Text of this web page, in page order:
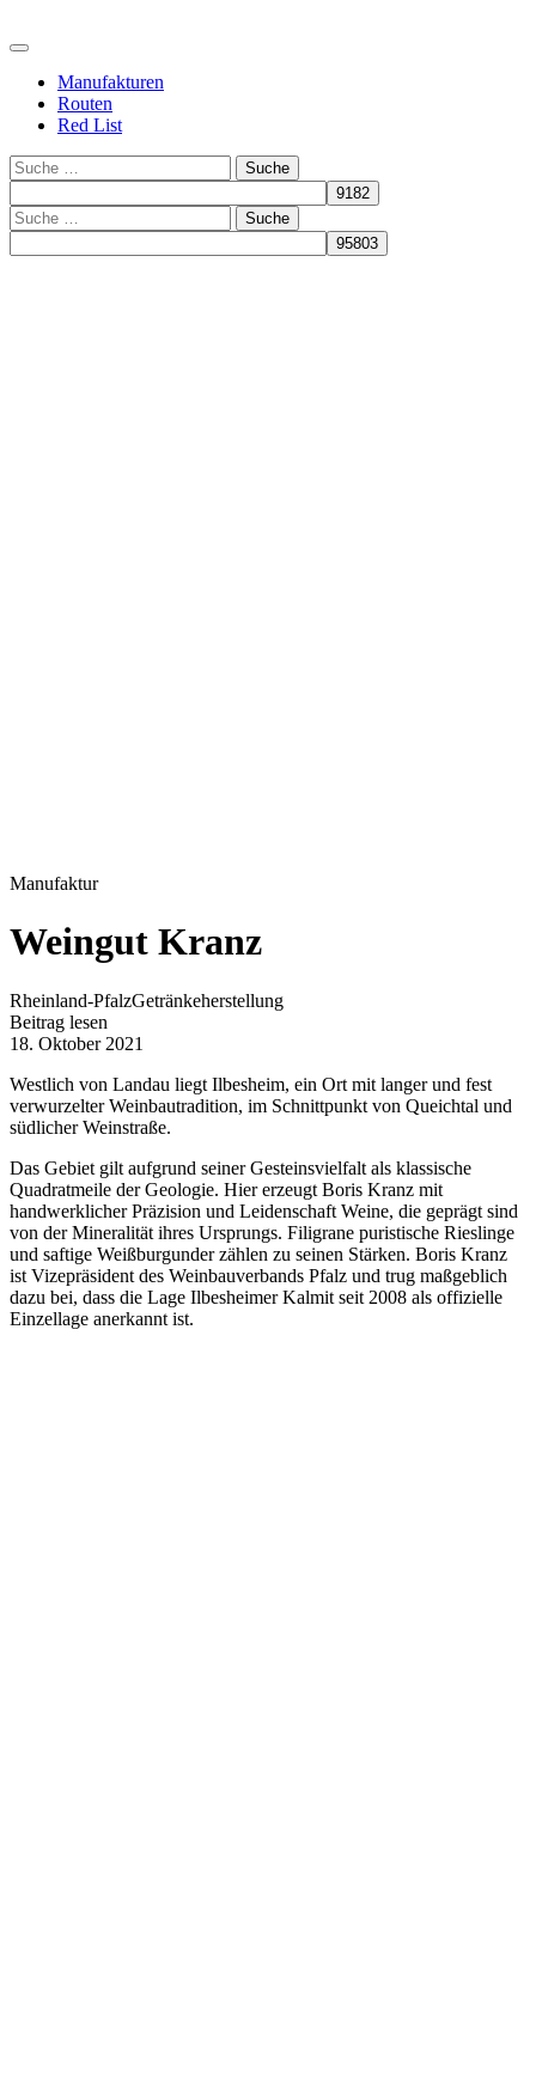
Manufakturen
Routen
Red List
Suche
Suche
Manufaktur
Weingut Kranz
Rheinland-PfalzGetränkeherstellung
Beitrag lesen
18. Oktober 2021
Westlich von Landau liegt Ilbesheim, ein Ort mit langer und fest
verwurzelter Weinbautradition, im Schnittpunkt von Queichtal und
südlicher Weinstraße.
Das Gebiet gilt aufgrund seiner Gesteinsvielfalt als klassische
Quadratmeile der Geologie. Hier erzeugt Boris Kranz mit
handwerklicher Präzision und Leidenschaft Weine, die geprägt sind
von der Mineralität ihres Ursprungs. Filigrane puristische Rieslinge
und saftige Weißburgunder zählen zu seinen Stärken. Boris Kranz
ist Vizepräsident des Weinbauverbands Pfalz und trug maßgeblich
dazu bei, dass die Lage Ilbesheimer Kalmit seit 2008 als offizielle
Einzellage anerkannt ist.